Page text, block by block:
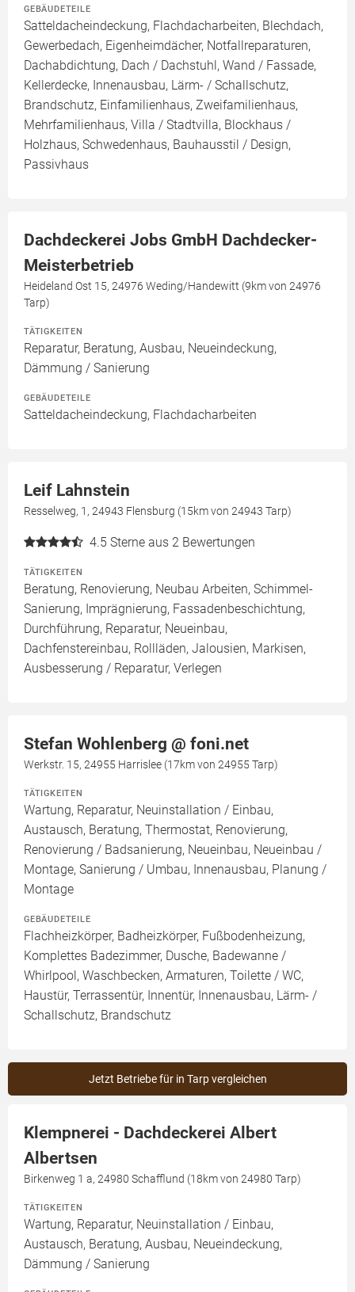
GEBÄUDETEILE
Satteldacheindeckung, Flachdacharbeiten, Blechdach,
Gewerbedach, Eigenheimdächer, Notfallreparaturen,
Dachabdichtung, Dach / Dachstuhl, Wand / Fassade,
Kellerdecke, Innenausbau, Lärm- / Schallschutz,
Brandschutz, Einfamilienhaus, Zweifamilienhaus,
Mehrfamilienhaus, Villa / Stadtvilla, Blockhaus /
Holzhaus, Schwedenhaus, Bauhausstil / Design,
Passivhaus
Dachdeckerei Jobs GmbH Dachdecker-
Meisterbetrieb
Heideland Ost 15, 24976 Weding/Handewitt (9km von 24976
Tarp)
TÄTIGKEITEN
Reparatur, Beratung, Ausbau, Neueindeckung,
Dämmung / Sanierung
GEBÄUDETEILE
Satteldacheindeckung, Flachdacharbeiten
Leif Lahnstein
Resselweg, 1, 24943 Flensburg (15km von 24943 Tarp)
4.5 Sterne aus 2 Bewertungen
TÄTIGKEITEN
Beratung, Renovierung, Neubau Arbeiten, Schimmel-
Sanierung, Imprägnierung, Fassadenbeschichtung,
Durchführung, Reparatur, Neueinbau,
Dachfenstereinbau, Rollläden, Jalousien, Markisen,
Ausbesserung / Reparatur, Verlegen
Stefan Wohlenberg @ foni.net
Werkstr. 15, 24955 Harrislee (17km von 24955 Tarp)
TÄTIGKEITEN
Wartung, Reparatur, Neuinstallation / Einbau,
Austausch, Beratung, Thermostat, Renovierung,
Renovierung / Badsanierung, Neueinbau, Neueinbau /
Montage, Sanierung / Umbau, Innenausbau, Planung /
Montage
GEBÄUDETEILE
Flachheizkörper, Badheizkörper, Fußbodenheizung,
Komplettes Badezimmer, Dusche, Badewanne /
Whirlpool, Waschbecken, Armaturen, Toilette / WC,
Haustür, Terrassentür, Innentür, Innenausbau, Lärm- /
Schallschutz, Brandschutz
Jetzt Betriebe für in Tarp vergleichen
Klempnerei - Dachdeckerei Albert
Albertsen
Birkenweg 1 a, 24980 Schafflund (18km von 24980 Tarp)
TÄTIGKEITEN
Wartung, Reparatur, Neuinstallation / Einbau,
Austausch, Beratung, Ausbau, Neueindeckung,
Dämmung / Sanierung